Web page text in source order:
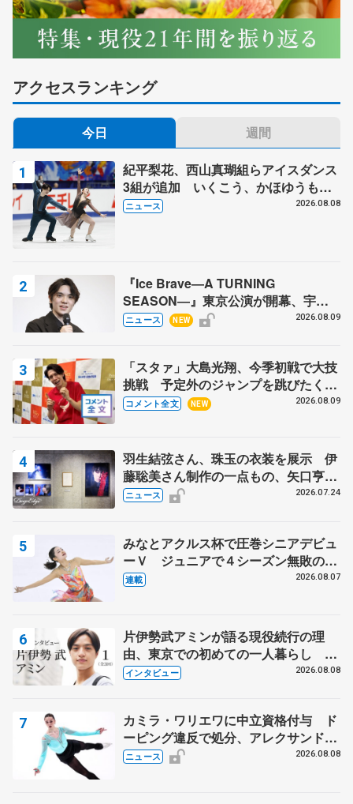
アクセスランキング
今日 週間
紀平梨花、西山真瑚組らアイスダンス
3組が追加 いくこう、かほゆうも、
木下グループ杯
ニュース 2026.08.08
『Ice Brave―A TURNING
SEASON―』東京公演が開幕、宇野
昌磨の『Ice Brave』にかける思いを
ニュース NEW 2026.08.09
「スタァ」大島光翔、今季初戦で大技
挑戦 予定外のジャンプを跳びたくな
った理由とは… 【関東サマートロフ
コメント全文 NEW 2026.08.09
羽生結弦さん、珠玉の衣装を展示 伊
藤聡美さん制作の一点もの、矢口亨さ
んが撮影
ニュース 2026.07.24
みなとアクルス杯で圧巻シニアデビュ
ーＶ ジュニアで４シーズン無敗の島
田麻央
連載 2026.08.07
片伊勢武アミンが語る現役続行の理
由、東京での初めての一人暮らし 注
目スケーターの「今」に迫る
インタビュー 2026.08.08
カミラ・ワリエワに中立資格付与 ド
ーピング違反で処分、アレクサンド
ラ・イグナトワも
ニュース 2026.08.08